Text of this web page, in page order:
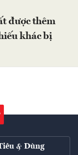
được thêm
khác bị
& Dùng